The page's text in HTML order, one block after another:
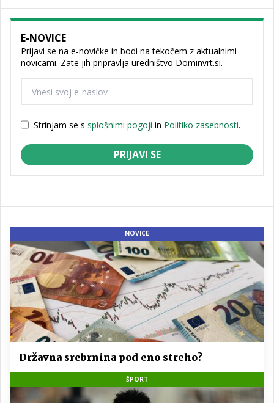
E-NOVICE
Prijavi se na e-novičke in bodi na tekočem z aktualnimi
novicami. Zate jih pripravlja uredništvo Dominvrt.si.
Strinjam se s splošnimi pogoji in Politiko zasebnosti.
PRIJAVI SE
NOVICE
Državna srebrnina pod eno streho?
ŠPORT